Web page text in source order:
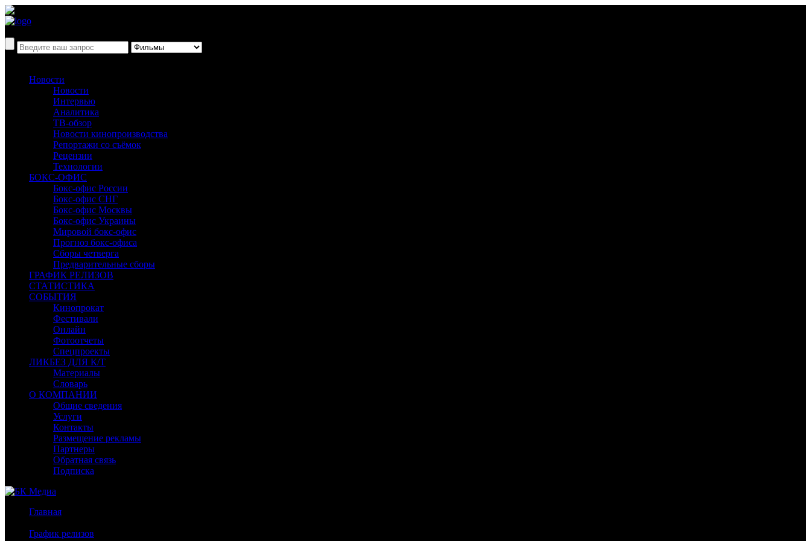
Новости
Новости
Интервью
Аналитика
ТВ-обзор
Новости кинопроизводства
Репортажи со съёмок
Рецензии
Технологии
БОКС-ОФИС
Бокс-офис России
Бокс-офис СНГ
Бокс-офис Москвы
Бокс-офис Украины
Мировой бокс-офис
Прогноз бокс-офиса
Сборы четверга
Предварительные сборы
ГРАФИК РЕЛИЗОВ
СТАТИСТИКА
СОБЫТИЯ
Кинопрокат
Фестивали
Онлайн
Фотоотчеты
Спецпроекты
ЛИКБЕЗ ДЛЯ К/Т
Материалы
Словарь
О КОМПАНИИ
Общие сведения
Услуги
Контакты
Размещение рекламы
Партнеры
Обратная связь
Подписка
Главная
График релизов